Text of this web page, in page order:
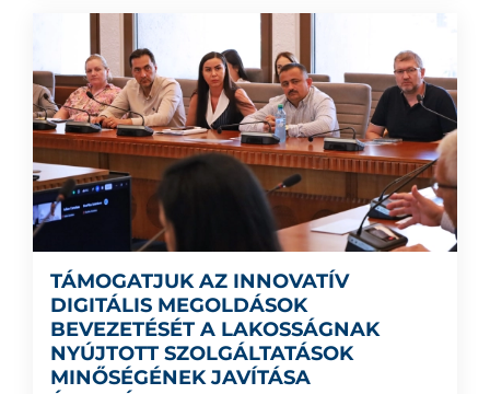
TÁMOGATJUK AZ INNOVATÍV
DIGITÁLIS MEGOLDÁSOK
BEVEZETÉSÉT A LAKOSSÁGNAK
NYÚJTOTT SZOLGÁLTATÁSOK
MINŐSÉGÉNEK JAVÍTÁSA